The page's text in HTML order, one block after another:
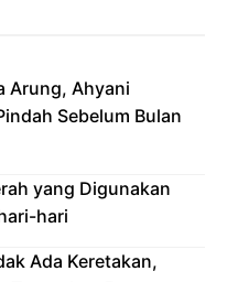
Arung, Ahyani
Sebelum Bulan
yang Digunakan
hari
Ada Keretakan,